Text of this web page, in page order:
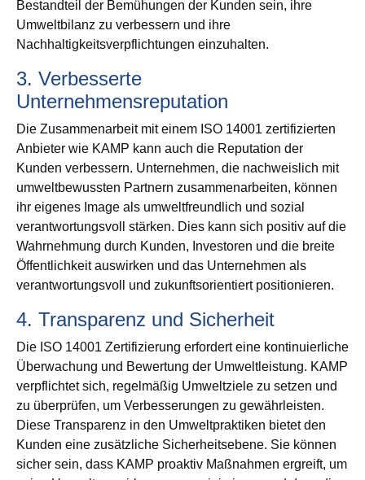
Bestandteil der Bemühungen der Kunden sein, ihre
Umweltbilanz zu verbessern und ihre
Nachhaltigkeitsverpflichtungen einzuhalten.
3. Verbesserte
Unternehmensreputation
Die Zusammenarbeit mit einem ISO 14001 zertifizierten
Anbieter wie KAMP kann auch die Reputation der
Kunden verbessern. Unternehmen, die nachweislich mit
umweltbewussten Partnern zusammenarbeiten, können
ihr eigenes Image als umweltfreundlich und sozial
verantwortungsvoll stärken. Dies kann sich positiv auf die
Wahrnehmung durch Kunden, Investoren und die breite
Öffentlichkeit auswirken und das Unternehmen als
verantwortungsvoll und zukunftsorientiert positionieren.
4. Transparenz und Sicherheit
Die ISO 14001 Zertifizierung erfordert eine kontinuierliche
Überwachung und Bewertung der Umweltleistung. KAMP
verpflichtet sich, regelmäßig Umweltziele zu setzen und
zu überprüfen, um Verbesserungen zu gewährleisten.
Diese Transparenz in den Umweltpraktiken bietet den
Kunden eine zusätzliche Sicherheitsebene. Sie können
sicher sein, dass KAMP proaktiv Maßnahmen ergreift, um